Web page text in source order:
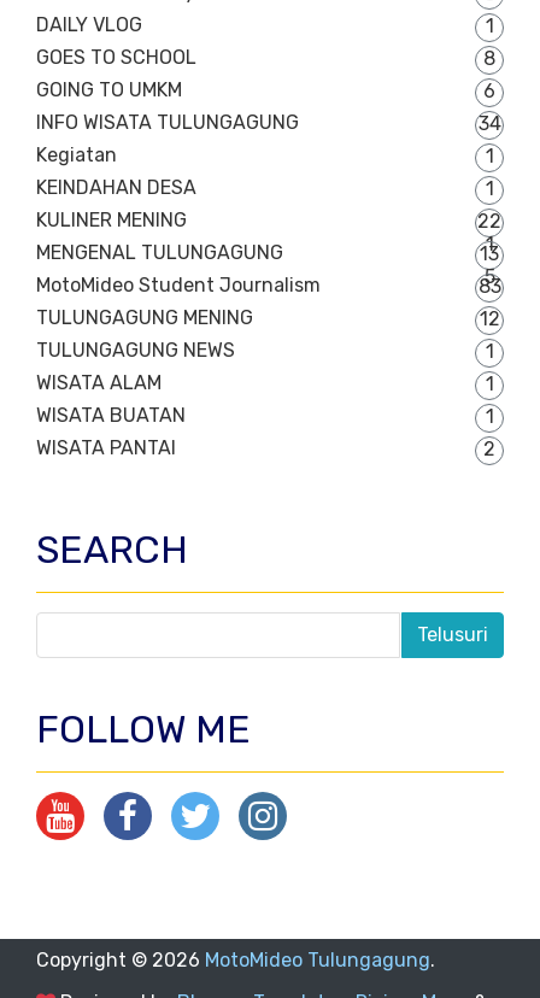
DAILY VLOG
1
GOES TO SCHOOL
8
GOING TO UMKM
6
INFO WISATA TULUNGAGUNG
34
Kegiatan
1
KEINDAHAN DESA
1
KULINER MENING
22
1
MENGENAL TULUNGAGUNG
13
5
MotoMideo Student Journalism
83
TULUNGAGUNG MENING
12
TULUNGAGUNG NEWS
1
WISATA ALAM
1
WISATA BUATAN
1
WISATA PANTAI
2
SEARCH
FOLLOW ME
Copyright © 2026 MotoMideo Tulungagung.